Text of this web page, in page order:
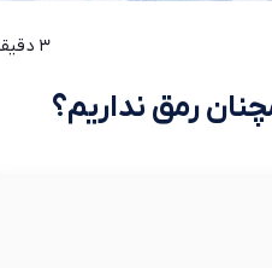
3 دقیقه
رمق نداریم؟